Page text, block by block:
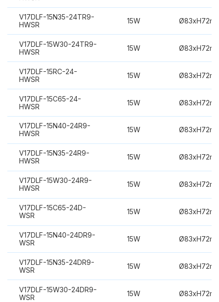
V17DLF-15N35-24TR9-
HWSR
15W
V17DLF-15W30-24TR9-
HWSR
15W
V17DLF-15RC-24-
HWSR
15W
V17DLF-15C65-24-
HWSR
15W
V17DLF-15N40-24R9-
HWSR
15W
V17DLF-15N35-24R9-
HWSR
15W
V17DLF-15W30-24R9-
HWSR
15W
V17DLF-15C65-24D-
WSR
15W
V17DLF-15N40-24DR9-
WSR
15W
V17DLF-15N35-24DR9-
WSR
15W
V17DLF-15W30-24DR9-
WSR
15W